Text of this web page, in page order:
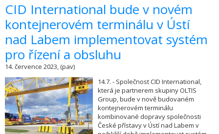
CID International bude v novém
kontejnerovém terminálu v Ústí
nad Labem implementovat systém
pro řízení a obsluhu
14. července 2023, (pav)
14.7. - Společnost CID International,
která je partnerem skupiny OLTIS
Group, bude v nově budovaném
kontejnerovém terminálu
kombinované dopravy společnosti
České přístavy v Ústí nad Labem v